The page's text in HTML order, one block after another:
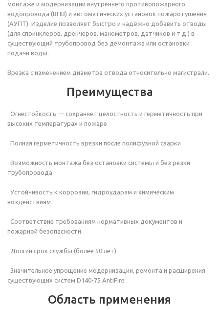
монтаже и модернизации внутреннего противопожарного
водопровода (ВПВ) и автоматических установок пожаротушения
(АУПТ). Изделие позволяет быстро и надёжно добавить отводы
(для спринклеров, дренчеров, манометров, датчиков и т.д.) в
существующий трубопровод без демонтажа или остановки
подачи воды.
Врезка с изменением диаметра отвода относительно магистрали.
Преимущества
· Огнестойкость — сохраняет целостность и герметичность при
высоких температурах и пожаре
· Полная герметичность врезки после полифузной сварки
· Возможность монтажа без остановки системы и без резки
трубопровода
· Устойчивость к коррозии, гидроударам и химическим
воздействиям
· Соответствие требованиям нормативных документов и
пожарной безопасности
· Долгий срок службы (более 50 лет)
· Значительное упрощение модернизации, ремонта и расширения
существующих систем D140-75 AntiFire
Область применения